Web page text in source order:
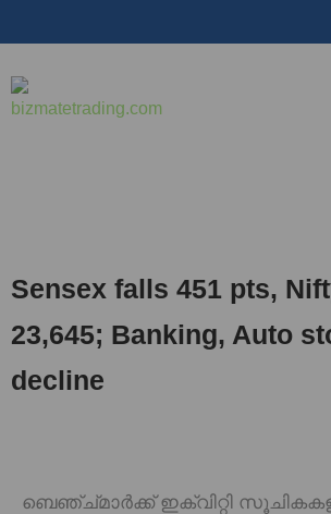
Sensex falls 451 pts,
23,645; Banking, Auto
decline
ബെഞ്ച്മാർക്ക് ഇക്വിറ്റി